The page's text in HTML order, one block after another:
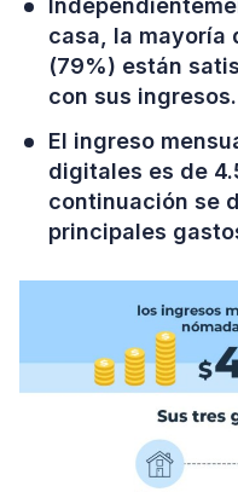
casa, la mayoría
(79%) están
con sus ingresos.
El ingreso
digitales es de
continuación se
principales